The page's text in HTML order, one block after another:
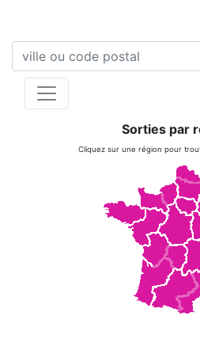
Sorties par
Cliquez sur une région pour